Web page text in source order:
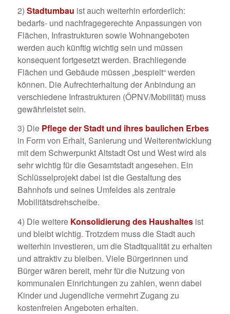
2) Stadtumbau ist auch weiterhin erforderlich:
bedarfs- und nachfragegerechte Anpassungen von
Flächen, Infrastrukturen sowie Wohnangeboten
werden auch künftig wichtig sein und müssen
konsequent fortgesetzt werden. Brachliegende
Flächen und Gebäude müssen „bespielt“ werden
können. Die Aufrechterhaltung der Anbindung an
verschiedene Infrastrukturen (ÖPNV/Mobilität) muss
gewährleistet sein.
3) Die Pflege der Stadt und ihres baulichen Erbes
in Form von Erhalt, Sanierung und Weiterentwicklung
mit dem Schwerpunkt Altstadt Ost und West wird als
sehr wichtig für die Gesamtstadt angesehen. Ein
Schlüsselprojekt dabei ist die Gestaltung des
Bahnhofs und seines Umfeldes als zentrale
Mobilitätsdrehscheibe.
4) Die weitere Konsolidierung des Haushaltesist
und bleibt wichtig. Trotzdem muss die Stadt auch
weiterhin investieren, um die Stadtqualität zu erhalten
und attraktiv zu bleiben. Viele Bürgerinnen und
Bürger wären bereit, mehr für die Nutzung von
kommunalen Einrichtungen zu zahlen, wenn dabei
Kinder und Jugendliche vermehrt Zugang zu
kostenfreien Angeboten erhalten.